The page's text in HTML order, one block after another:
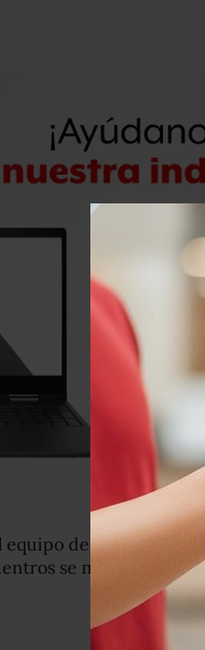
equipo de Trump se
se mantuvieron